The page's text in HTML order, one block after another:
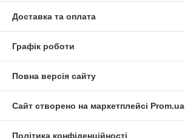
Доставка та оплата
Графік роботи
Повна версія сайту
Сайт створено на маркетплейсі Prom.ua
Політика конфіденційності